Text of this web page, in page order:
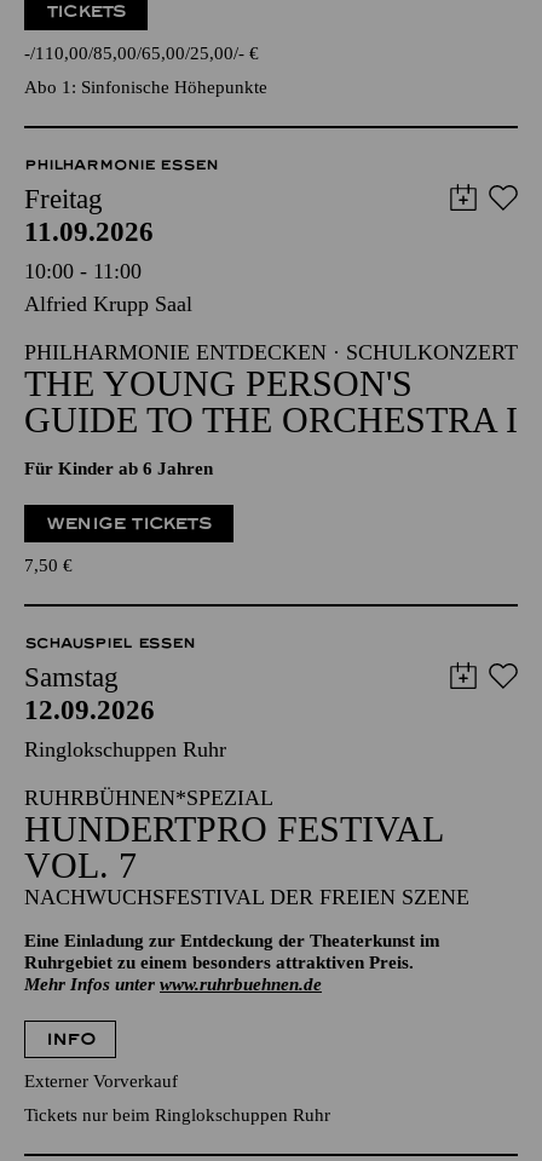
TICKETS
- 110,00 85,00 65,00 25,00 - €
Abo 1: Sinfonische Höhepunkte
PHILHARMONIE ESSEN
Freitag
11.09.2026
10:00 - 11:00
Alfried Krupp Saal
PHILHARMONIE ENTDECKEN · SCHULKONZERT
THE YOUNG PERSON'S
GUIDE TO THE ORCHESTRA I
Für Kinder ab 6 Jahren
WENIGE TICKETS
7,50 €
SCHAUSPIEL ESSEN
Samstag
12.09.2026
Ringlokschuppen Ruhr
RUHRBÜHNEN*SPEZIAL
HUNDERTPRO FESTIVAL
VOL. 7
NACHWUCHSFESTIVAL DER FREIEN SZENE
Eine Einladung zur Entdeckung der Theaterkunst im
Ruhrgebiet zu einem besonders attraktiven Preis.
Mehr Infos unter www.ruhrbuehnen.de
INFO
Externer Vorverkauf
Tickets nur beim Ringlokschuppen Ruhr